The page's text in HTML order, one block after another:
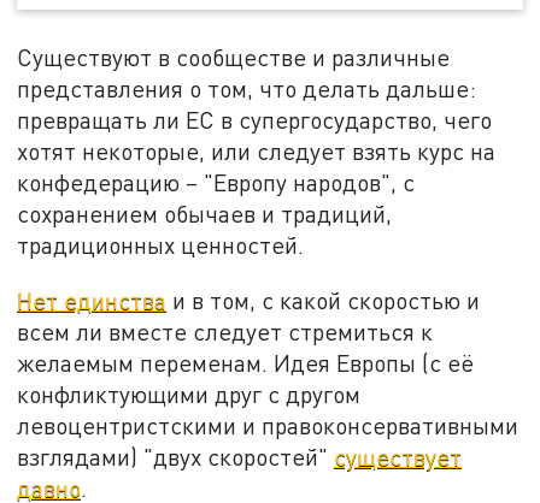
Существуют в сообществе и различные
представления о том, что делать дальше:
превращать ли ЕС в супергосударство, чего
хотят некоторые, или следует взять курс на
конфедерацию – "Европу народов", с
сохранением обычаев и традиций,
традиционных ценностей.
Нет единства и в том, с какой скоростью и
всем ли вместе следует стремиться к
желаемым переменам. Идея Европы (с её
конфликтующими друг с другом
левоцентристскими и правоконсервативными
взглядами) "двух скоростей" существует
давно.